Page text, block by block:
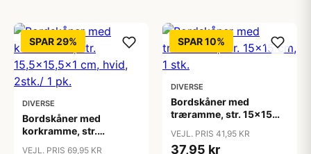
SPAR 29%
DIVERSE
Bordskåner med
korkramme, str.
VEJL. PRIS 69,95 KR
SPAR 10%
DIVERSE
Bordskåner med
træramme, str. 15x15
VEJL. PRIS 41,95 KR
37,95 kr